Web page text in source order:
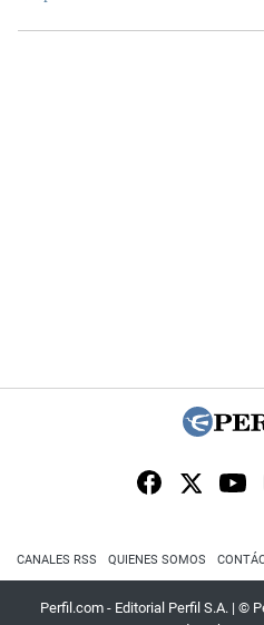
CANALES RSS QUIENES SOMOS
Perfil.com - Editorial Perfil S.A. | ©